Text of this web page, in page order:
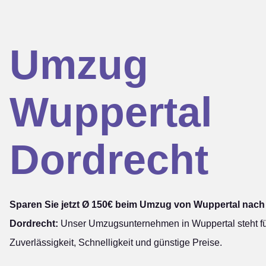
Umzug
Wuppertal
Dordrecht
Sparen Sie jetzt Ø 150€ beim Umzug von Wuppertal nach
Dordrecht: Unser Umzugsunternehmen in Wuppertal steht
Zuverlässigkeit, Schnelligkeit und günstige Preise.